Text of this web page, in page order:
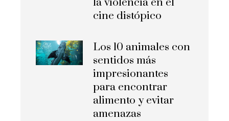
cine distópico
Los 10 animales con
sentidos más
impresionantes
para encontrar
alimento y evitar
amenazas